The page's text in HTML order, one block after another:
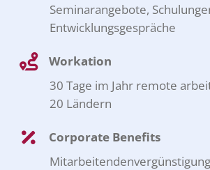
Seminarangebote,
Entwicklungsgespräche
Workation
30 Tage im Jahr remote
20 Ländern
Corporate Benefits